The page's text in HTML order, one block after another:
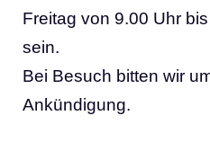
Freitag von 9.00 Uhr
sein.
Bei Besuch bitten wir
Ankündigung.